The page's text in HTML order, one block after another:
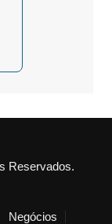
Reservados.
Negócios